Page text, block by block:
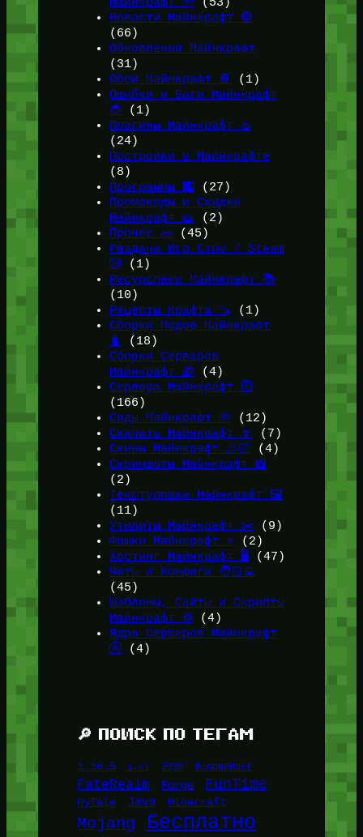
Новости Майнкрафт 🔴
(66)
Обновления Майнкрафт
(31)
Обои Майнкрафт 📔
(1)
Ошибки и Баги Майнкрафт
🐞(1)
Плагины Майнкрафт ♨️
(24)
Постройки в Майнкрафте
(8)
Программы ⌨️ (27)
Промокоды и Скидки
Майнкрафт 🎫
(2)
Прочее 🧱 (45)
Раздачи Игр Стим / Steam
🎲 (1)
Ресурспаки Майнкрафт 📚
(10)
Рецепты Крафта 🪚 (1)
Сборки Модов Майнкрафт
🧳
(18)
Сборки Серверов
Майнкрафт 🎁 (4)
Сервера Майнкрафт 🛜
(166)
Сиды Майнкрафт 🌱
(12)
Скачать Майнкрафт 🔽
(7)
Скины Майнкрафт 🤹🏻
(4)
Скриншоты Майнкрафт 📸
(2)
Текстурпаки Майнкрафт 🖼️
(11)
Утилиты Майнкрафт ✂️ (9)
Фишки Майнкрафт ⭐(2)
Хостинг Майнкрафт 🖥️ (47)
Читы и Конфиги 🧑🏻‍💻
(45)
Шаблоны, Сайты и Скрипты
Майнкрафт ⚙️ (4)
Ядра Серверов Майнкрафт
🚰(4)
🔎 ПОИСК ПО ТЕГАМ
1.16.5 1.21 2026 BungeeHost
FateRealm Forge FunTime
HyTale Java Minecraft
Mojang Бесплатно